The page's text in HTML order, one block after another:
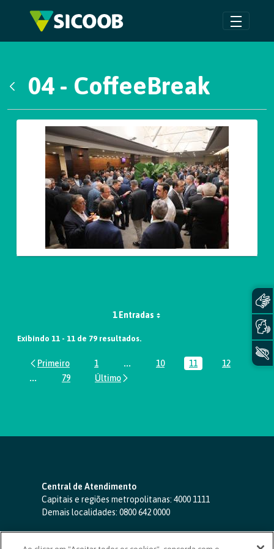
Pular para o Conteúdo principal
04 - CoffeeBreak
Galeria de Mídias
1 Entradas
Exibindo 11 - 11 de 79 resultados.
Página
1 ...Páginas intermediárias Usar ABA
Página
10 Página
11 Página
12
...Páginas intermediárias Usar ABA para navegar.
Página
79
Central de Atendimento
Capitais e regiões metropolitanas: 4000 1111
Demais localidades: 0800 642 0000
SAC 24 horas-0800 724 4420